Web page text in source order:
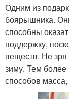
Одним из
боярышника.
способны
поддержку,
веществ. Не зря
зиму. Тем более
способов